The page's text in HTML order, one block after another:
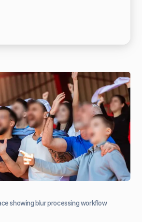
showing blur processing workflow